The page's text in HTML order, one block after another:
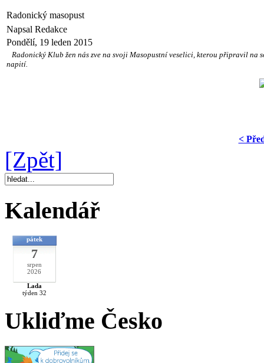
Radonický masopust
Napsal Redakce
Pondělí, 19 leden 2015
Radonický Klub žen nás zve na svoji Masopustní veselici, kterou připravil na
napití.
<
[Zpět]
Kalendář
pátek
7
srpen
2026
Lada
týden 32
Ukliďme Česko